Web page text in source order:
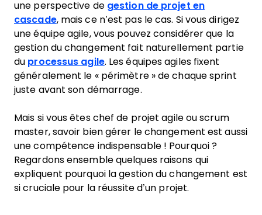
une perspective de gestion de projet en
cascade, mais ce n’est pas le cas. Si vous dirigez
une équipe agile, vous pouvez considérer que la
gestion du changement fait naturellement partie
du processus agile. Les équipes agiles fixent
généralement le « périmètre » de chaque sprint
juste avant son démarrage.
Mais si vous êtes chef de projet agile ou scrum
master, savoir bien gérer le changement est aussi
une compétence indispensable ! Pourquoi ?
Regardons ensemble quelques raisons qui
expliquent pourquoi la gestion du changement est
si cruciale pour la réussite d’un projet.